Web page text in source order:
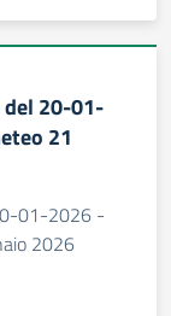
del 20-01-
21
01-2026 -
2026